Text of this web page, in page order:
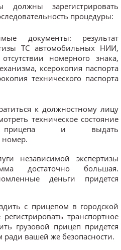
должны зарегистрировать
процедуры:
документы: результат
ТС автомобильных НИИ,
номерного знака,
ксерокопия паспорта
технического паспорта
к должностному лицу
техническое состояние
прицепа и выдать
независимой экспертизы
достаточно большая.
деньги придется
с прицепом в городской
транспортное
грузовой прицеп придется
вашей же безопасности.